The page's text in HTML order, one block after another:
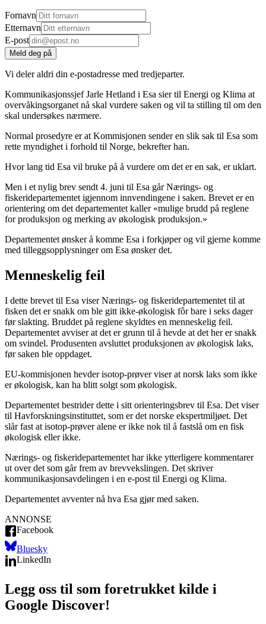
Fornavn
Etternavn
E-post
Meld deg på
Vi deler aldri din e-postadresse med tredjeparter.
Kommunikasjonssjef Jarle Hetland i Esa sier til Energi og Klima at
overvåkingsorganet nå skal vurdere saken og vil ta stilling til om den
skal undersøkes nærmere.
Normal prosedyre er at Kommisjonen sender en slik sak til Esa som
rette myndighet i forhold til Norge, bekrefter han.
Hvor lang tid Esa vil bruke på å vurdere om det er en sak, er uklart.
Men i et nylig brev sendt 4. juni til Esa går Nærings- og
fiskeridepartementet igjennom innvendingene i saken. Brevet er en
orientering om det departementet kaller «mulige brudd på reglene
for produksjon og merking av økologisk produksjon.»
Departementet ønsker å komme Esa i forkjøper og vil gjerne komme
med tilleggsopplysninger om Esa ønsker det.
Menneskelig feil
I dette brevet til Esa viser Nærings- og fiskeridepartementet til at
fisken det er snakk om ble gitt ikke-økologisk fôr bare i seks dager
før slakting. Bruddet på reglene skyldtes en menneskelig feil.
Departementet avviser at det er grunn til å hevde at det her er snakk
om svindel. Produsenten avsluttet produksjonen av økologisk laks,
før saken ble oppdaget.
EU-kommisjonen hevder isotop-prøver viser at norsk laks som ikke
er økologisk, kan ha blitt solgt som økologisk.
Departementet bestrider dette i sitt orienteringsbrev til Esa. Det viser
til Havforskningsinstituttet, som er det norske ekspertmiljøet. Det
slår fast at isotop-prøver alene er ikke nok til å fastslå om en fisk
økologisk eller ikke.
Nærings- og fiskeridepartementet har ikke ytterligere kommentarer
ut over det som går frem av brevvekslingen. Det skriver
kommunikasjonsavdelingen i en e-post til Energi og Klima.
Departementet avventer nå hva Esa gjør med saken.
ANNONSE
Facebook
Bluesky
LinkedIn
Legg oss til som foretrukket kilde i
Google Discover!